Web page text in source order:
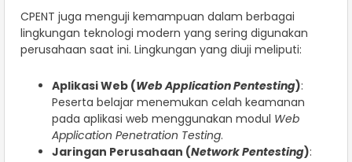
CPENT juga menguji kemampuan dalam berbagai
lingkungan teknologi modern yang sering digunakan
perusahaan saat ini. Lingkungan yang diuji meliputi:
Aplikasi Web (Web Application Pentesting):
Peserta belajar menemukan celah keamanan
pada aplikasi web menggunakan modul Web
Application Penetration Testing.
Jaringan Perusahaan (Network Pentesting):